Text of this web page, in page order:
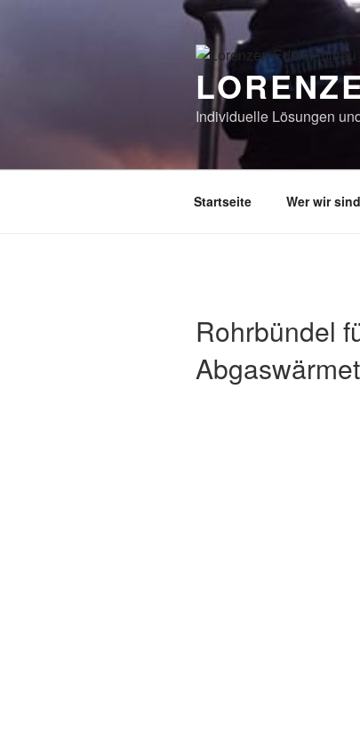
Individuelle Lösungen
Startseite Wer wir sind
Rohrbündel